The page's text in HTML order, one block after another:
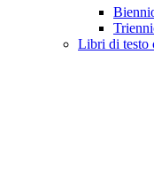
Libri di testo